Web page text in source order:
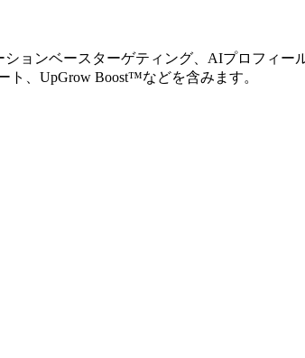
ョンベースターゲティング、AIプロフィー
、UpGrow Boost™などを含みます。